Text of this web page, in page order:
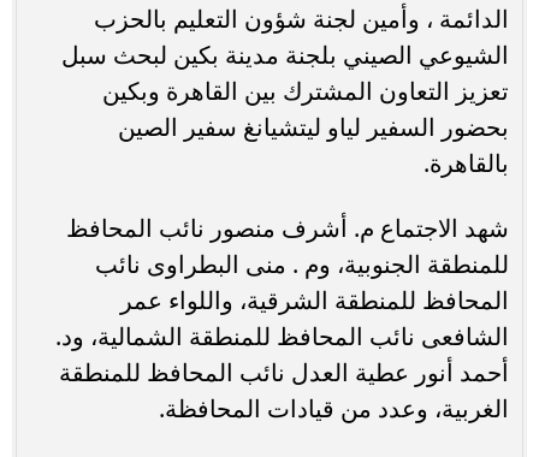
الدائمة ، وأمين لجنة شؤون التعليم بالحزب
الشيوعي الصيني بلجنة مدينة بكين لبحث سبل
تعزيز التعاون المشترك بين القاهرة وبكين
بحضور السفير لياو ليتشيانغ سفير الصين
بالقاهرة.
شهد الاجتماع م. أشرف منصور نائب المحافظ
للمنطقة الجنوبية، وم . منى البطراوى نائب
المحافظ للمنطقة الشرقية، واللواء عمر
الشافعى نائب المحافظ للمنطقة الشمالية، ود.
أحمد أنور عطية العدل نائب المحافظ للمنطقة
الغربية، وعدد من قيادات المحافظة.